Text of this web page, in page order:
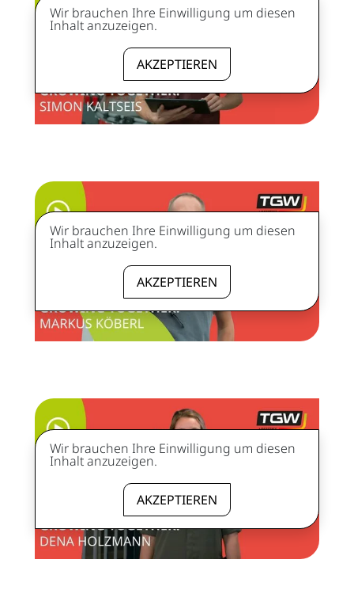
Wir brauchen Ihre Einwilligung um diesen
Inhalt anzuzeigen.
AKZEPTIEREN
Wir brauchen Ihre Einwilligung um diesen
Inhalt anzuzeigen.
AKZEPTIEREN
Wir brauchen Ihre Einwilligung um diesen
Inhalt anzuzeigen.
AKZEPTIEREN